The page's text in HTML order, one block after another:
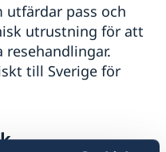
utfärdar pass och
utrustning för att
till Sverige för